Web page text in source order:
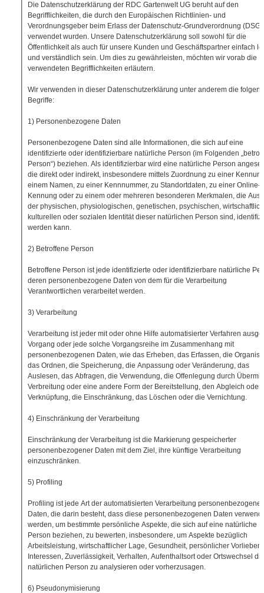
Die Datenschutzerklärung der RDC Gartenwelt UG beruht auf den
Begrifflichkeiten, die durch den Europäischen Richtlinien- und
Verordnungsgeber beim Erlass der Datenschutz-Grundverordnung
verwendet wurden. Unsere Datenschutzerklärung soll sowohl für die
Öffentlichkeit als auch für unsere Kunden und Geschäftspartner einfach
und verständlich sein. Um dies zu gewährleisten, möchten wir vorab die
verwendeten Begrifflichkeiten erläutern.
Wir verwenden in dieser Datenschutzerklärung unter anderem die
Begriffe:
1) Personenbezogene Daten
Personenbezogene Daten sind alle Informationen, die sich auf eine
identifizierte oder identifizierbare natürliche Person (im Folgenden
Person“) beziehen. Als identifizierbar wird eine natürliche Person
die direkt oder indirekt, insbesondere mittels Zuordnung zu einer
einem Namen, zu einer Kennnummer, zu Standortdaten, zu einer Online-
Kennung oder zu einem oder mehreren besonderen Merkmalen, die
der physischen, physiologischen, genetischen, psychischen,
kulturellen oder sozialen Identität dieser natürlichen Person sind,
werden kann.
2) Betroffene Person
Betroffene Person ist jede identifizierte oder identifizierbare natürliche
deren personenbezogene Daten von dem für die Verarbeitung
Verantwortlichen verarbeitet werden.
3) Verarbeitung
Verarbeitung ist jeder mit oder ohne Hilfe automatisierter Verfahren
Vorgang oder jede solche Vorgangsreihe im Zusammenhang mit
personenbezogenen Daten, wie das Erheben, das Erfassen, die
das Ordnen, die Speicherung, die Anpassung oder Veränderung, das
Auslesen, das Abfragen, die Verwendung, die Offenlegung durch
Verbreitung oder eine andere Form der Bereitstellung, den Abgleich oder
Verknüpfung, die Einschränkung, das Löschen oder die Vernichtung.
4) Einschränkung der Verarbeitung
Einschränkung der Verarbeitung ist die Markierung gespeicherter
personenbezogener Daten mit dem Ziel, ihre künftige Verarbeitung
einzuschränken.
5) Profiling
Profiling ist jede Art der automatisierten Verarbeitung personenbezogener
Daten, die darin besteht, dass diese personenbezogenen Daten
werden, um bestimmte persönliche Aspekte, die sich auf eine natürliche
Person beziehen, zu bewerten, insbesondere, um Aspekte bezüglich
Arbeitsleistung, wirtschaftlicher Lage, Gesundheit, persönlicher Vorlieben,
Interessen, Zuverlässigkeit, Verhalten, Aufenthaltsort oder Ortswechsel
natürlichen Person zu analysieren oder vorherzusagen.
6) Pseudonymisierung